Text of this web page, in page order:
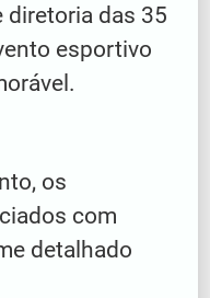
diretoria das 35
esportivo
os
com
detalhado